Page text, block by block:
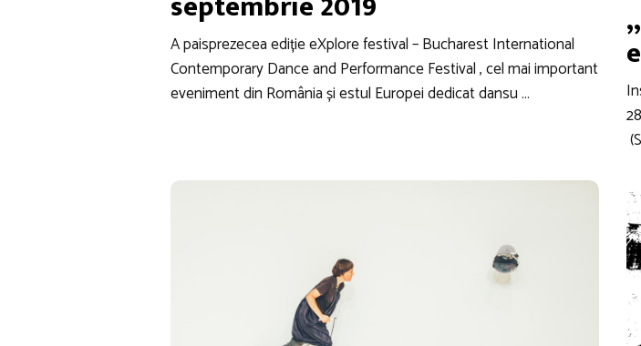
A paisprezecea ediție eXplore festival – Bucharest International
Contemporary Dance and Performance Festival , cel mai important
eveniment din România și estul Europei dedicat dansu …